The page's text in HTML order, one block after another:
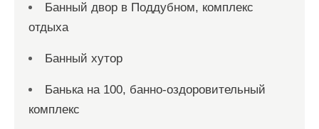
Банный двор в Поддубном, комплекс
отдыха
Банный хутор
Банька на 100, банно-оздоровительный
комплекс